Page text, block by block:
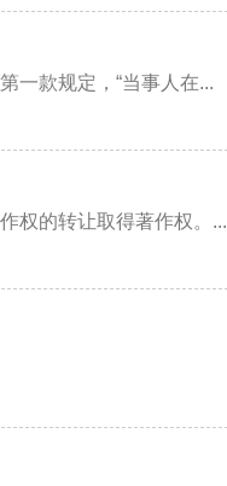
一款规定，“当事人在...
权的转让取得著作权。...